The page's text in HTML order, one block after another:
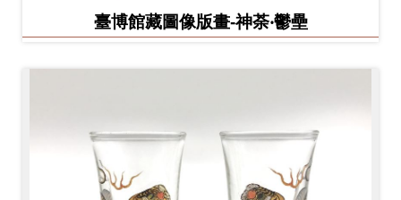
臺博館藏圖像版畫-神荼‧鬱壘